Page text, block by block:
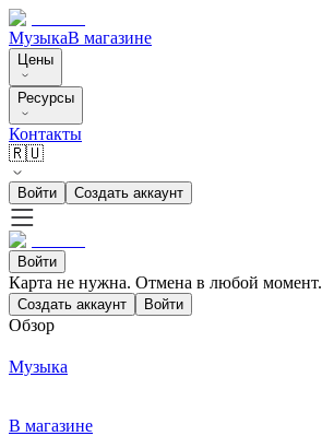
МузыкаВ магазине
Цены
Ресурсы
Контакты
🇷🇺
Войти Создать аккаунт
Войти
Карта не нужна. Отмена в любой момент.
Создать аккаунт Войти
Обзор
Музыка
В магазине